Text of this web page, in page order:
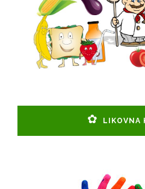
LIKOVNA